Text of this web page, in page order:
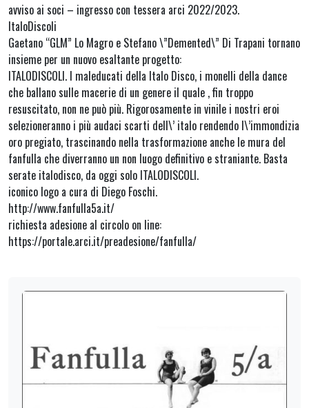
avviso ai soci – ingresso con tessera arci 2022/2023.
ItaloDiscoli
Gaetano “GLM” Lo Magro e Stefano \”Demented\” Di Trapani tornano
insieme per un nuovo esaltante progetto:
ITALODISCOLI. I maleducati della Italo Disco, i monelli della dance
che ballano sulle macerie di un genere il quale , fin troppo
resuscitato, non ne può più. Rigorosamente in vinile i nostri eroi
selezioneranno i più audaci scarti dell\’ italo rendendo l\’immondizia
oro pregiato, trascinando nella trasformazione anche le mura del
fanfulla che diverranno un non luogo definitivo e straniante. Basta
serate italodisco, da oggi solo ITALODISCOLI.
iconico logo a cura di Diego Foschi.
http://www.fanfulla5a.it/
richiesta adesione al circolo on line:
https://portale.arci.it/preadesione/fanfulla/